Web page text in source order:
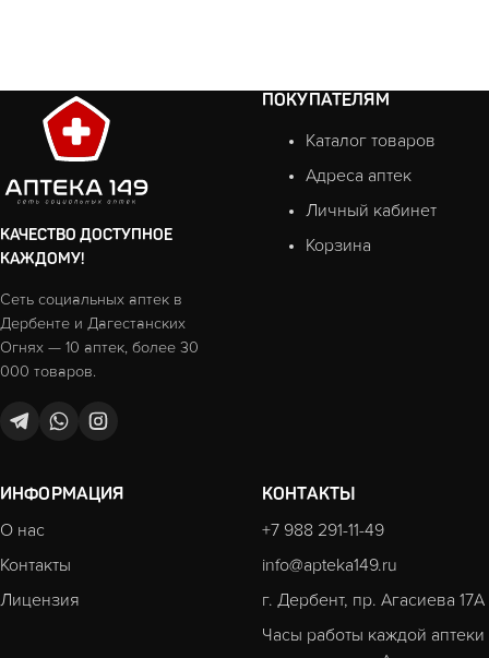
КАЧЕСТВО ДОСТУПНОЕ
КАЖДОМУ!
Сеть социальных аптек в
Дербенте и Дагестанских
Огнях — 10 аптек, более 30
000 товаров.
ПОКУПАТЕЛЯМ
Каталог товаров
Адреса аптек
Личный кабинет
Корзина
ИНФОРМАЦИЯ
О нас
Контакты
Лицензия
КОНТАКТЫ
+7 988 291-11-49
info@apteka149.ru
г. Дербент, пр. Агасиева 17А
Часы работы каждой аптеки